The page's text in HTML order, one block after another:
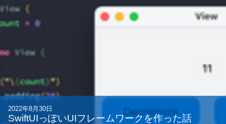
2022年8月30日
SwiftUIっぽいUIフレームワークを作った話